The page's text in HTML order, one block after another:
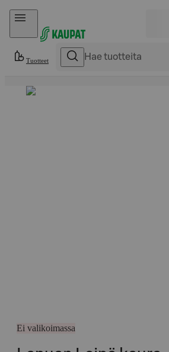
Hyppää sisältöön
Tuotteet
Ei valikoimassa